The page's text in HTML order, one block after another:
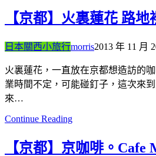
【京都】火裏蓮花 路
日本關西小旅行morris2013 年 11 月
火裏蓮花，一直放在京都想造訪的
業時間不定，可能碰釘子，這次來
來…
Continue Reading
【京都】京咖啡。Cafe